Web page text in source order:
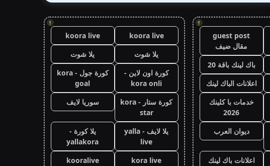
!
guest post
مقال ضيف
باك لينك باقة 20
اعلانات الباك لينك
خدمات با كلينك
2026
ديوان العرب
اعلانات باك لينك
!
koora live
koora live
يلا شوت
يلا شوت
كورة اون لاين -
kora onli
كورة جول - kora
goal
كورة ستار - kora
star
سوريا لايف
يلا لايف - yalla
live
يلا كورة -
yallakora
kora live
kooralive